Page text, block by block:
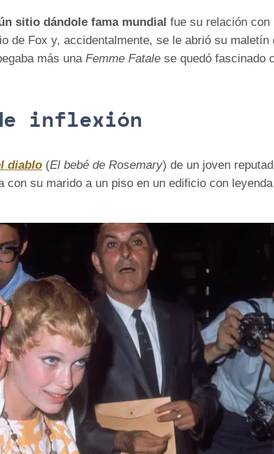
sitio dándole fama mundial fue su relación
de Fox y, accidentalmente, se le abrió su
más una Femme Fatale se quedó fascinado
inflexión
diablo (El bebé de Rosemary) de un joven
con su marido a un piso en un edificio con